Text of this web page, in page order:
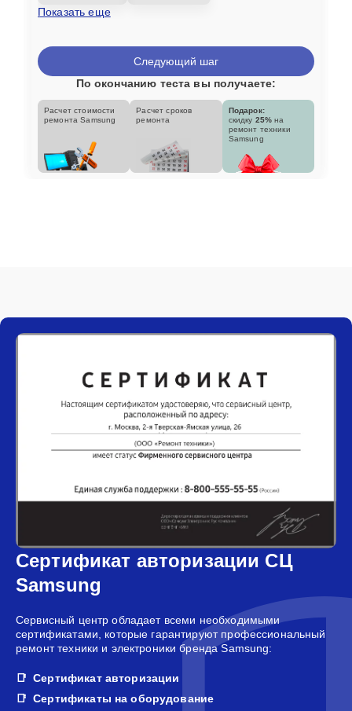
Показать еще
Следующий шаг
По окончанию теста вы получаете:
Расчет стоимости
ремонта Samsung
Расчет сроков
ремонта
Подарок:
скидку 25% на
ремонт техники
Samsung
Сертификат авторизации СЦ
Samsung
Сервисный центр обладает всеми необходимыми
сертификатами, которые гарантируют профессиональный
ремонт техники и электроники бренда Samsung:
Сертификат авторизации
Сертификаты на оборудование